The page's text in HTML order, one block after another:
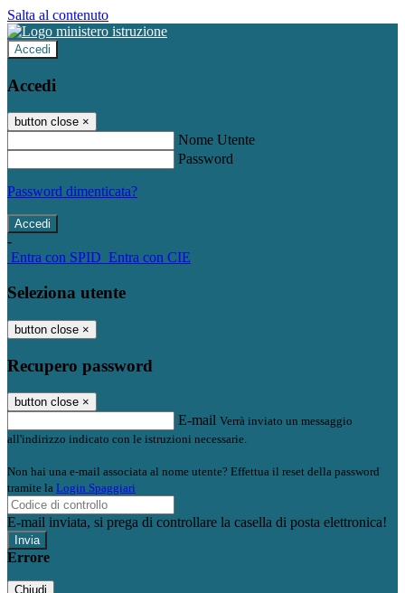
Salta al contenuto
Accedi
Accedi
button close ×
Nome Utente
Password
Password dimenticata?
-
Entra con SPID Entra con CIE
Seleziona utente
button close ×
Recupero password
button close ×
E-mail Verrà inviato un messaggio
all'indirizzo indicato con le istruzioni necessarie.
Non hai una e-mail associata al nome utente? Effettua il reset della password
tramite la Login Spaggiari
E-mail inviata, si prega di controllare la casella di posta elettronica!
Errore
Chiudi